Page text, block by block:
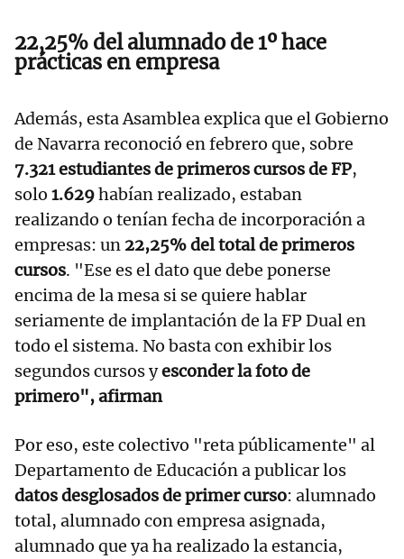
22,25% del alumnado de 1º hace
prácticas en empresa
Además, esta Asamblea explica que el Gobierno
de Navarra reconoció en febrero que, sobre
7.321 estudiantes de primeros cursos de FP,
solo 1.629habían realizado, estaban
realizando o tenían fecha de incorporación a
empresas: un 22,25% del total de primeros
cursos. "Ese es el dato que debe ponerse
encima de la mesa si se quiere hablar
seriamente de implantación de la FP Dual en
todo el sistema. No basta con exhibir los
segundos cursos yesconder la foto de
primero", afirman
Por eso, este colectivo "reta públicamente" al
Departamento de Educación a publicar los
datos desglosados de primer curso: alumnado
total, alumnado con empresa asignada,
alumnado que ya ha realizado la estancia,